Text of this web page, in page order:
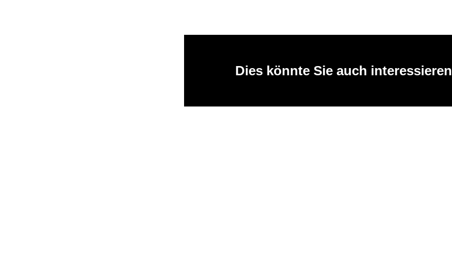
Dies könnte Sie auch interessieren